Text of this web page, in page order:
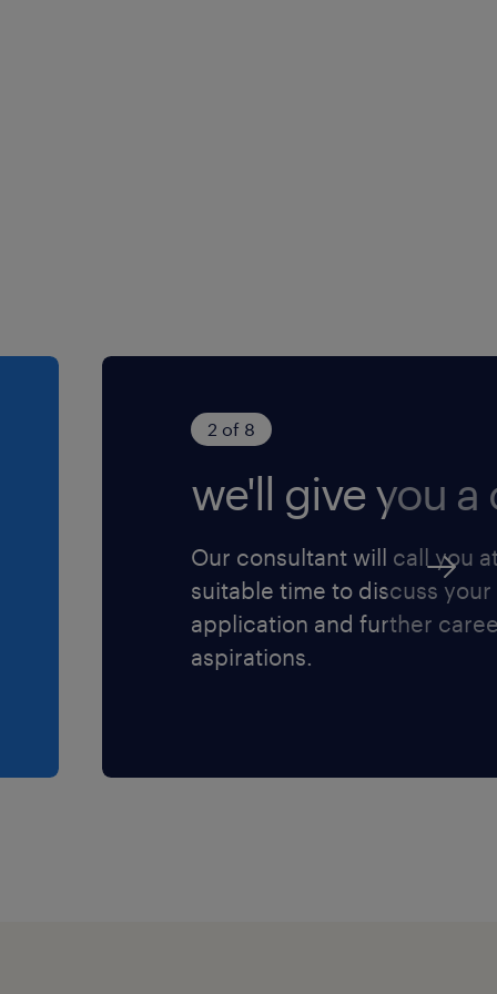
2 of 8
we'll give you a
Our consultant will call you
suitable time to discuss your
application and further
aspirations.